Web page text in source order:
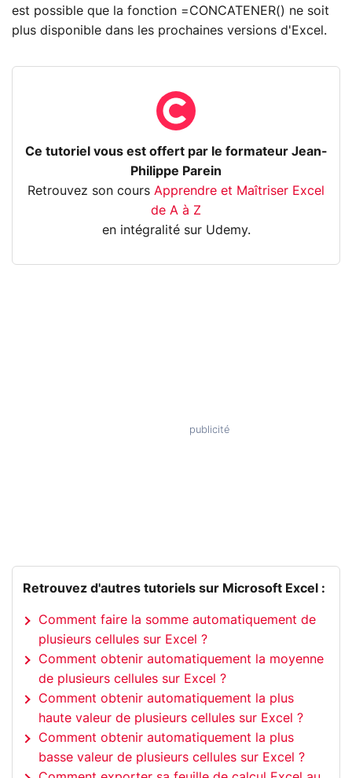
est possible que la fonction =CONCATENER() ne soit
plus disponible dans les prochaines versions d'Excel.
Ce tutoriel vous est offert par le formateur Jean-
Philippe Parein
Retrouvez son cours Apprendre et Maîtriser Excel
de A à Z
en intégralité sur Udemy.
Retrouvez d'autres tutoriels sur Microsoft Excel :
Comment faire la somme automatiquement de
plusieurs cellules sur Excel ?
Comment obtenir automatiquement la moyenne
de plusieurs cellules sur Excel ?
Comment obtenir automatiquement la plus
haute valeur de plusieurs cellules sur Excel ?
Comment obtenir automatiquement la plus
basse valeur de plusieurs cellules sur Excel ?